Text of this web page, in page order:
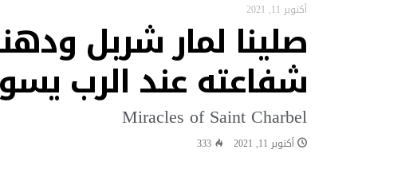
البابا: لتكن كل أداة تكنولوجية في خدمة الحقيقة
“نشيد سلام” لقاء تستضيفه قرية “كن مسبحاً”
البابا في رسالة فيديو إلى شباب البرتغال: لا
البابا: البطريرك الحويك كان رجل الحوار والرجاء
البابا يقول إن العلاقة مع الله تقود إلى
أكتوبر 11, 2021
صلينا لمار شربل
شفاعته عند الرب
Miracles of Saint Charbel
أكتوبر 11, 2021 333